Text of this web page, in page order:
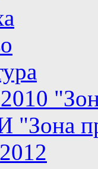
"Зона